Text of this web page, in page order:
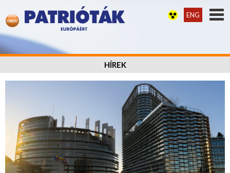
ENG
HÍREK